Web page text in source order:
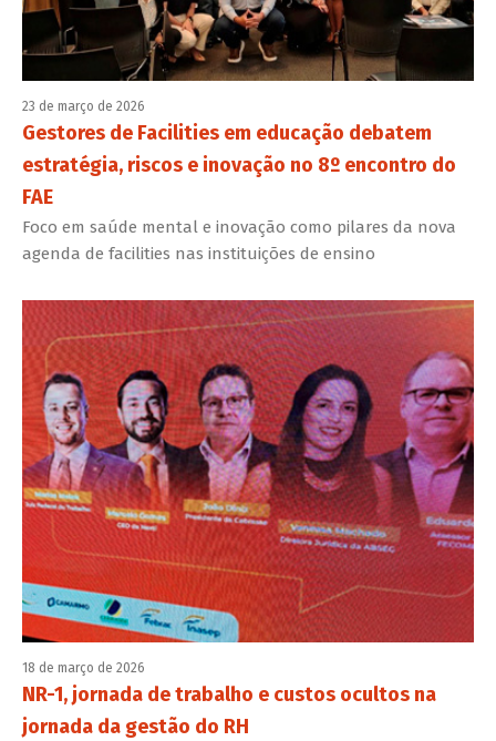
23 de março de 2026
Gestores de Facilities em educação debatem
estratégia, riscos e inovação no 8º encontro do
FAE
Foco em saúde mental e inovação como pilares da nova
agenda de facilities nas instituições de ensino
18 de março de 2026
NR-1, jornada de trabalho e custos ocultos na
jornada da gestão do RH